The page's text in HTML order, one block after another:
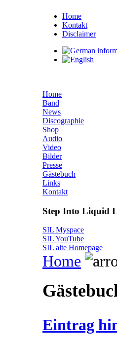
Home
Kontakt
Disclaimer
Home
Band
News
Discographie
Shop
Audio
Video
Bilder
Presse
Gästebuch
Links
Kontakt
Step Into Liquid
SIL Myspace
SIL YouTube
SIL alte Homepage
Home
Eintrag